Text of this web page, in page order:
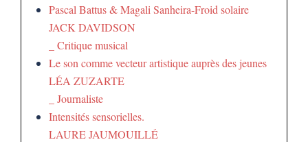
Pascal Battus & Magali Sanheira-Froid solaire
JACK DAVIDSON
_ Critique musical
Le son comme vecteur artistique auprès des jeunes
LÉA ZUZARTE
_ Journaliste
Intensités sensorielles.
LAURE JAUMOUILLÉ